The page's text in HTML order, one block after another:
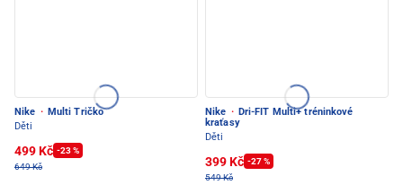
Nike · Multi Tričko
Děti
499 Kč -23 %
649 Kč
Nike · Dri-FIT Multi+ tréninkové
kraťasy
Děti
399 Kč -27 %
549 Kč